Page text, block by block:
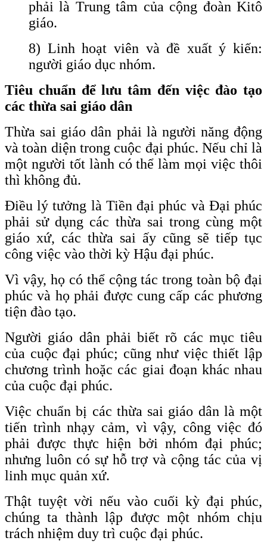
phải là Trung tâm của cộng đoàn Kitô
giáo.
8) Linh hoạt viên và đề xuất ý kiến:
người giáo dục nhóm.
Tiêu chuẩn để lưu tâm đến việc đào tạo
các thừa sai giáo dân
Thừa sai giáo dân phải là người năng động
và toàn diện trong cuộc đại phúc. Nếu chỉ là
một người tốt lành có thể làm mọi việc thôi
thì không đủ.
Điều lý tưởng là Tiền đại phúc và Đại phúc
phải sử dụng các thừa sai trong cùng một
giáo xứ, các thừa sai ấy cũng sẽ tiếp tục
công việc vào thời kỳ Hậu đại phúc.
Vì vậy, họ có thể cộng tác trong toàn bộ đại
phúc và họ phải được cung cấp các phương
tiện đào tạo.
Người giáo dân phải biết rõ các mục tiêu
của cuộc đại phúc; cũng như việc thiết lập
chương trình hoặc các giai đoạn khác nhau
của cuộc đại phúc.
Việc chuẩn bị các thừa sai giáo dân là một
tiến trình nhạy cảm, vì vậy, công việc đó
phải được thực hiện bởi nhóm đại phúc;
nhưng luôn có sự hỗ trợ và cộng tác của vị
linh mục quản xứ.
Thật tuyệt vời nếu vào cuối kỳ đại phúc,
chúng ta thành lập được một nhóm chịu
trách nhiệm duy trì cuộc đại phúc.